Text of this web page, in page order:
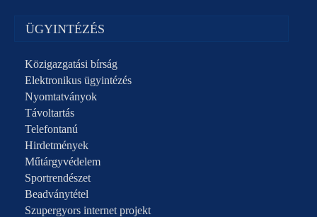
ÜGYINTÉZÉS
Közigazgatási bírság
Elektronikus ügyintézés
Nyomtatványok
Távoltartás
Telefontanú
Hirdetmények
Műtárgyvédelem
Sportrendészet
Beadványtétel
Szupergyors internet projekt